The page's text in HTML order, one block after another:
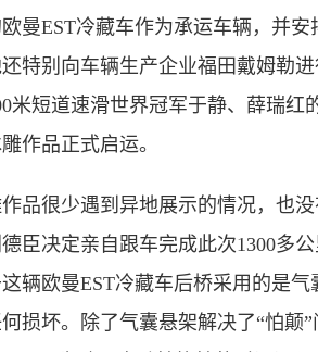
曼EST冷藏车作为承运车辆，并
特别向车辆生产企业福田戴姆勒
米短道速滑世界冠军于静、薛瑞红
作品正式启运。
品很少遇到异地展示的情况，也
臣决定亲自跟车完成此次1300多
辆欧曼EST冷藏车后桥采用的是
损坏。除了气囊悬架解决了“怕颠